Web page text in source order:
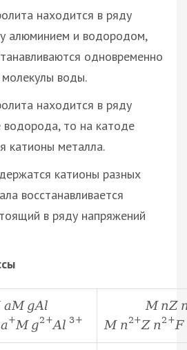
находится в ряду
алюминием и водородом,
одновременно
воды.
находится в ряду
водорода, то на катоде
катионы металла.
катионы разных
восстанавливается
в ряду напряжений
aM gAl
a+M g2 +Al 3+
M nZ
M n 2+Z n 2 +F